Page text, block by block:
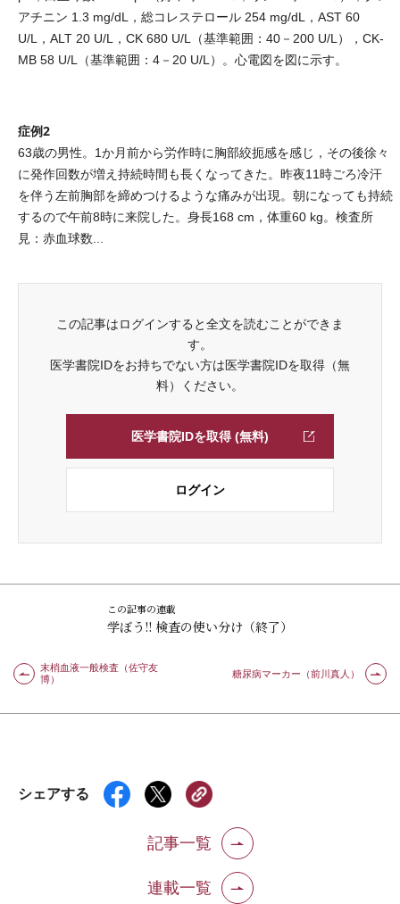
アチニン 1.3 mg/dL，総コレステロール 254 mg/dL，AST 60
U/L，ALT 20 U/L，CK 680 U/L（基準範囲：40－200 U/L），CK-
MB 58 U/L（基準範囲：4－20 U/L）。心電図を図に示す。
症例2
63歳の男性。1か月前から労作時に胸部絞扼感を感じ，その後徐々
に発作回数が増え持続時間も長くなってきた。昨夜11時ごろ冷汗
を伴う左前胸部を締めつけるような痛みが出現。朝になっても持続
するので午前8時に来院した。身長168 cm，体重60 kg。検査所
見：赤血球数...
この記事はログインすると全文を読むことができま
す。
医学書院IDをお持ちでない方は医学書院IDを取得（無
料）ください。
医学書院IDを取得 (無料)
ログイン
この記事の連載
学ぼう!! 検査の使い分け（終了）
末梢血液一般検査（佐守友
博）
糖尿病マーカー（前川真人）
シェアする
記事一覧
連載一覧